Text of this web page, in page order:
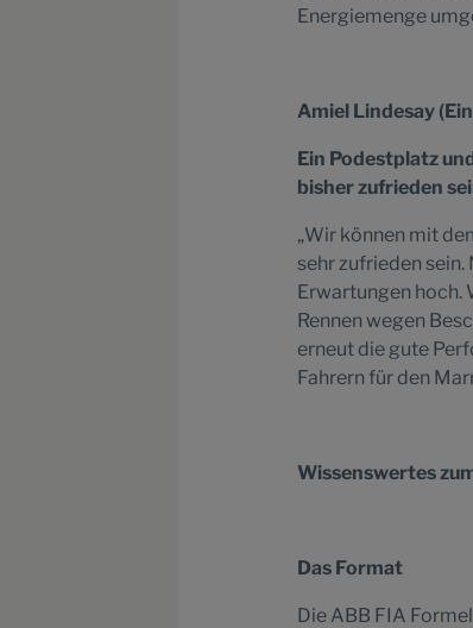
Energiemenge
Amiel Lindesay
Ein Podestplatz
bisher zufrieden
„Wir können mit
sehr zufrieden
Erwartungen hoch.
Rennen wegen
erneut die gute
Fahrern für den
Wissenswertes
Das Format
Die ABB FIA